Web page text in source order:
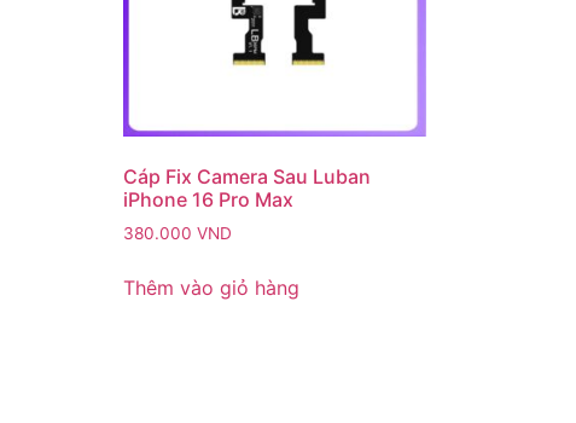
Cáp Fix Camera Sau Luban
iPhone 16 Pro Max
380.000 VND
Thêm vào giỏ hàng